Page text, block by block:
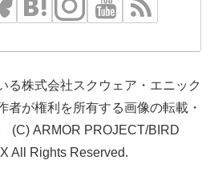
る株式会社スクウェア・エニック
者が権利を所有する画像の転載・
(C) ARMOR PROJECT/BIRD
All Rights Reserved.